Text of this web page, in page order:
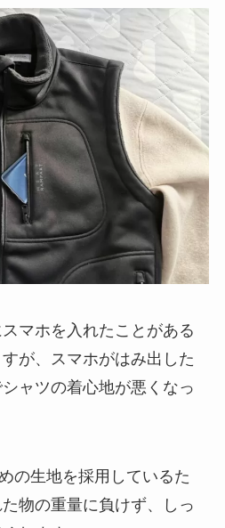
マホを入れたことがある
が、スマホがはみ出した
ャツの着心地が悪くなっ
の生地を採用しているた
物の重量に負けず、しっ